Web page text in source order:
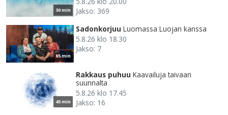
30 min
Jakso: 369
85 min
Sadonkorjuu Luomassa Luojan kanssa
5.8.26 klo 18.30
Jakso: 7
45 min
Rakkaus puhuu Kaavailuja taivaan
suunnalta
5.8.26 klo 17.45
Jakso: 16